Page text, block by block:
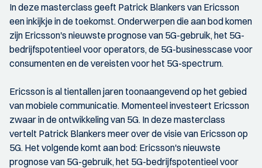
In deze masterclass geeft Patrick Blankers van Ericsson
een inkijkje in de toekomst. Onderwerpen die aan bod komen
zijn Ericsson's nieuwste prognose van 5G-gebruik, het 5G-
bedrijfspotentieel voor operators, de 5G-businesscase voor
consumenten en de vereisten voor het 5G-spectrum.
Ericsson is al tientallen jaren toonaangevend op het gebied
van mobiele communicatie. Momenteel investeert Ericsson
zwaar in de ontwikkeling van 5G. In deze masterclass
vertelt Patrick Blankers meer over de visie van Ericsson op
5G. Het volgende komt aan bod: Ericsson's nieuwste
prognose van 5G-gebruik, het 5G-bedrijfspotentieel voor